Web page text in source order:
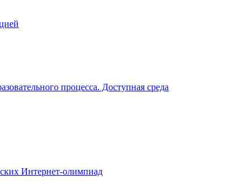
процесса. Доступная среда
Интернет-олимпиад